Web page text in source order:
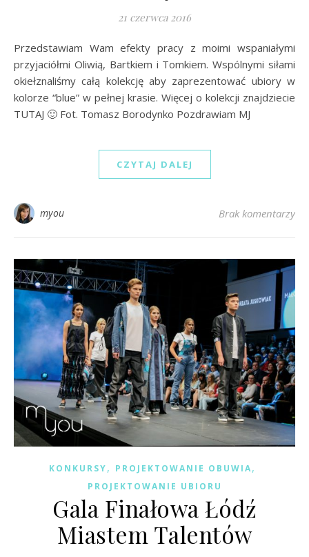
21 czerwca 2016
Przedstawiam Wam efekty pracy z moimi wspaniałymi
przyjaciółmi Oliwią, Bartkiem i Tomkiem. Wspólnymi siłami
okiełznaliśmy całą kolekcję aby zaprezentować ubiory w
kolorze “blue” w pełnej krasie. Więcej o kolekcji znajdziecie
TUTAJ 🙂 Fot. Tomasz Borodynko Pozdrawiam MJ
CZYTAJ DALEJ
myou Brak komentarzy
KONKURSY, PROJEKTOWANIE OBUWIA,
PROJEKTOWANIE UBIORU
Gala Finałowa Łódź
Miastem Talentów